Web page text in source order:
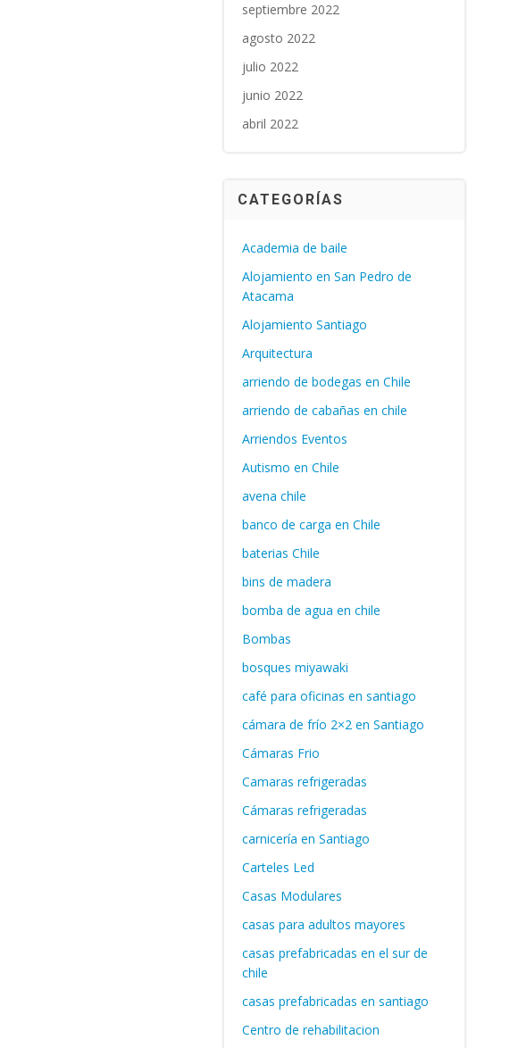
septiembre 2022
agosto 2022
julio 2022
junio 2022
abril 2022
CATEGORÍAS
Academia de baile
Alojamiento en San Pedro de
Atacama
Alojamiento Santiago
Arquitectura
arriendo de bodegas en Chile
arriendo de cabañas en chile
Arriendos Eventos
Autismo en Chile
avena chile
banco de carga en Chile
baterias Chile
bins de madera
bomba de agua en chile
Bombas
bosques miyawaki
café para oficinas en santiago
cámara de frío 2×2 en Santiago
Cámaras Frio
Camaras refrigeradas
Cámaras refrigeradas
carnicería en Santiago
Carteles Led
Casas Modulares
casas para adultos mayores
casas prefabricadas en el sur de
chile
casas prefabricadas en santiago
Centro de rehabilitacion